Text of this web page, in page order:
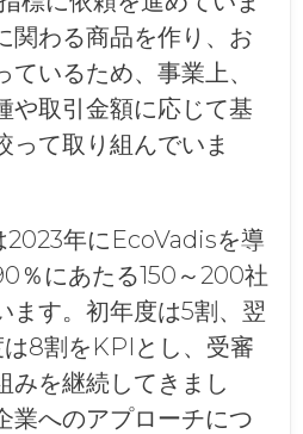
関わる商品を作り、お
いるため、事業上、
や取引金額に応じて基
って取り組んでいま
年にEcoVadisを導
％にあたる150～200社
ます。初年度は5割、翌
8割をKPIとし、受審
みを継続してきまし
業へのアプローチにつ